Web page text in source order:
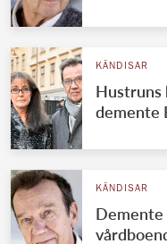
KÄNDISAR
Hustruns
demente
KÄNDISAR
Demente